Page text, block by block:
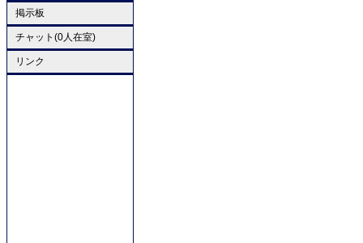
掲示板
チャット(0人在室)
リンク